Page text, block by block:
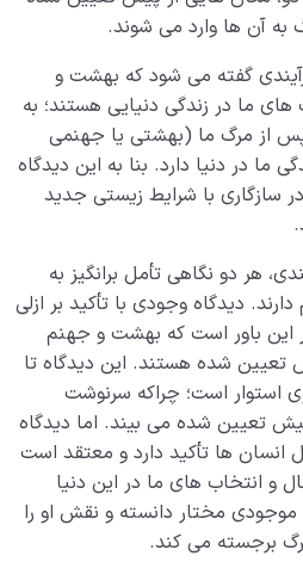
است؛ عمل چگونه بهشت و جهنم
راه تشخیص و عبور از آن
مبنایی است و چگونه زندگی
انتخاب‌های روزمره، سعادت
هر انتخاب ما یک قدم در
0/14
0/31
به آن ها وارد می شوند.
گفته می شود که بهشت و
ما در زندگی دنیایی هستند؛ به
از مرگ ما (بهشتی یا جهنمی
ما در دنیا دارد. بنا به این دیدگاه
سازگاری با شرایط زیستی جدید
هر دو نگاهی تأمل برانگیز به
دیدگاه وجودی با تأکید بر ازلی
این باور است که بهشت و جهنم
شده هستند. این دیدگاه تا
استوار است؛ چراکه سرنوشت
تعیین شده می بیند. اما دیدگاه
انسان ها تأکید دارد و معتقد است
و انتخاب های ما در این دنیا
موجودی مختار دانسته و نقش او را
برجسته می کند.